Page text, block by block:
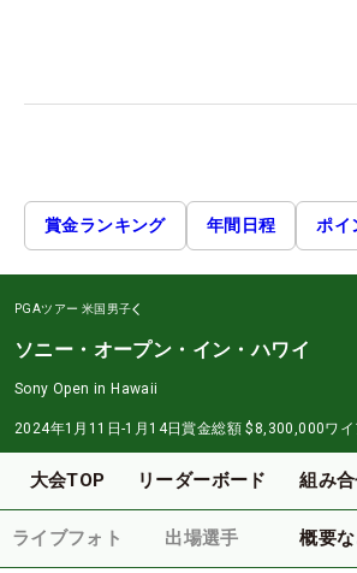
賞金ランキング 年間日程 ポイ
PGAツアー 米国男子
ソニー・オープン・イン・ハワイ
Sony Open in Hawaii
2024年1月11日-1月14日賞金総額 $8,300,000ワイ
大会TOP リーダーボード 組み
ライブフォト 出場選手 概要